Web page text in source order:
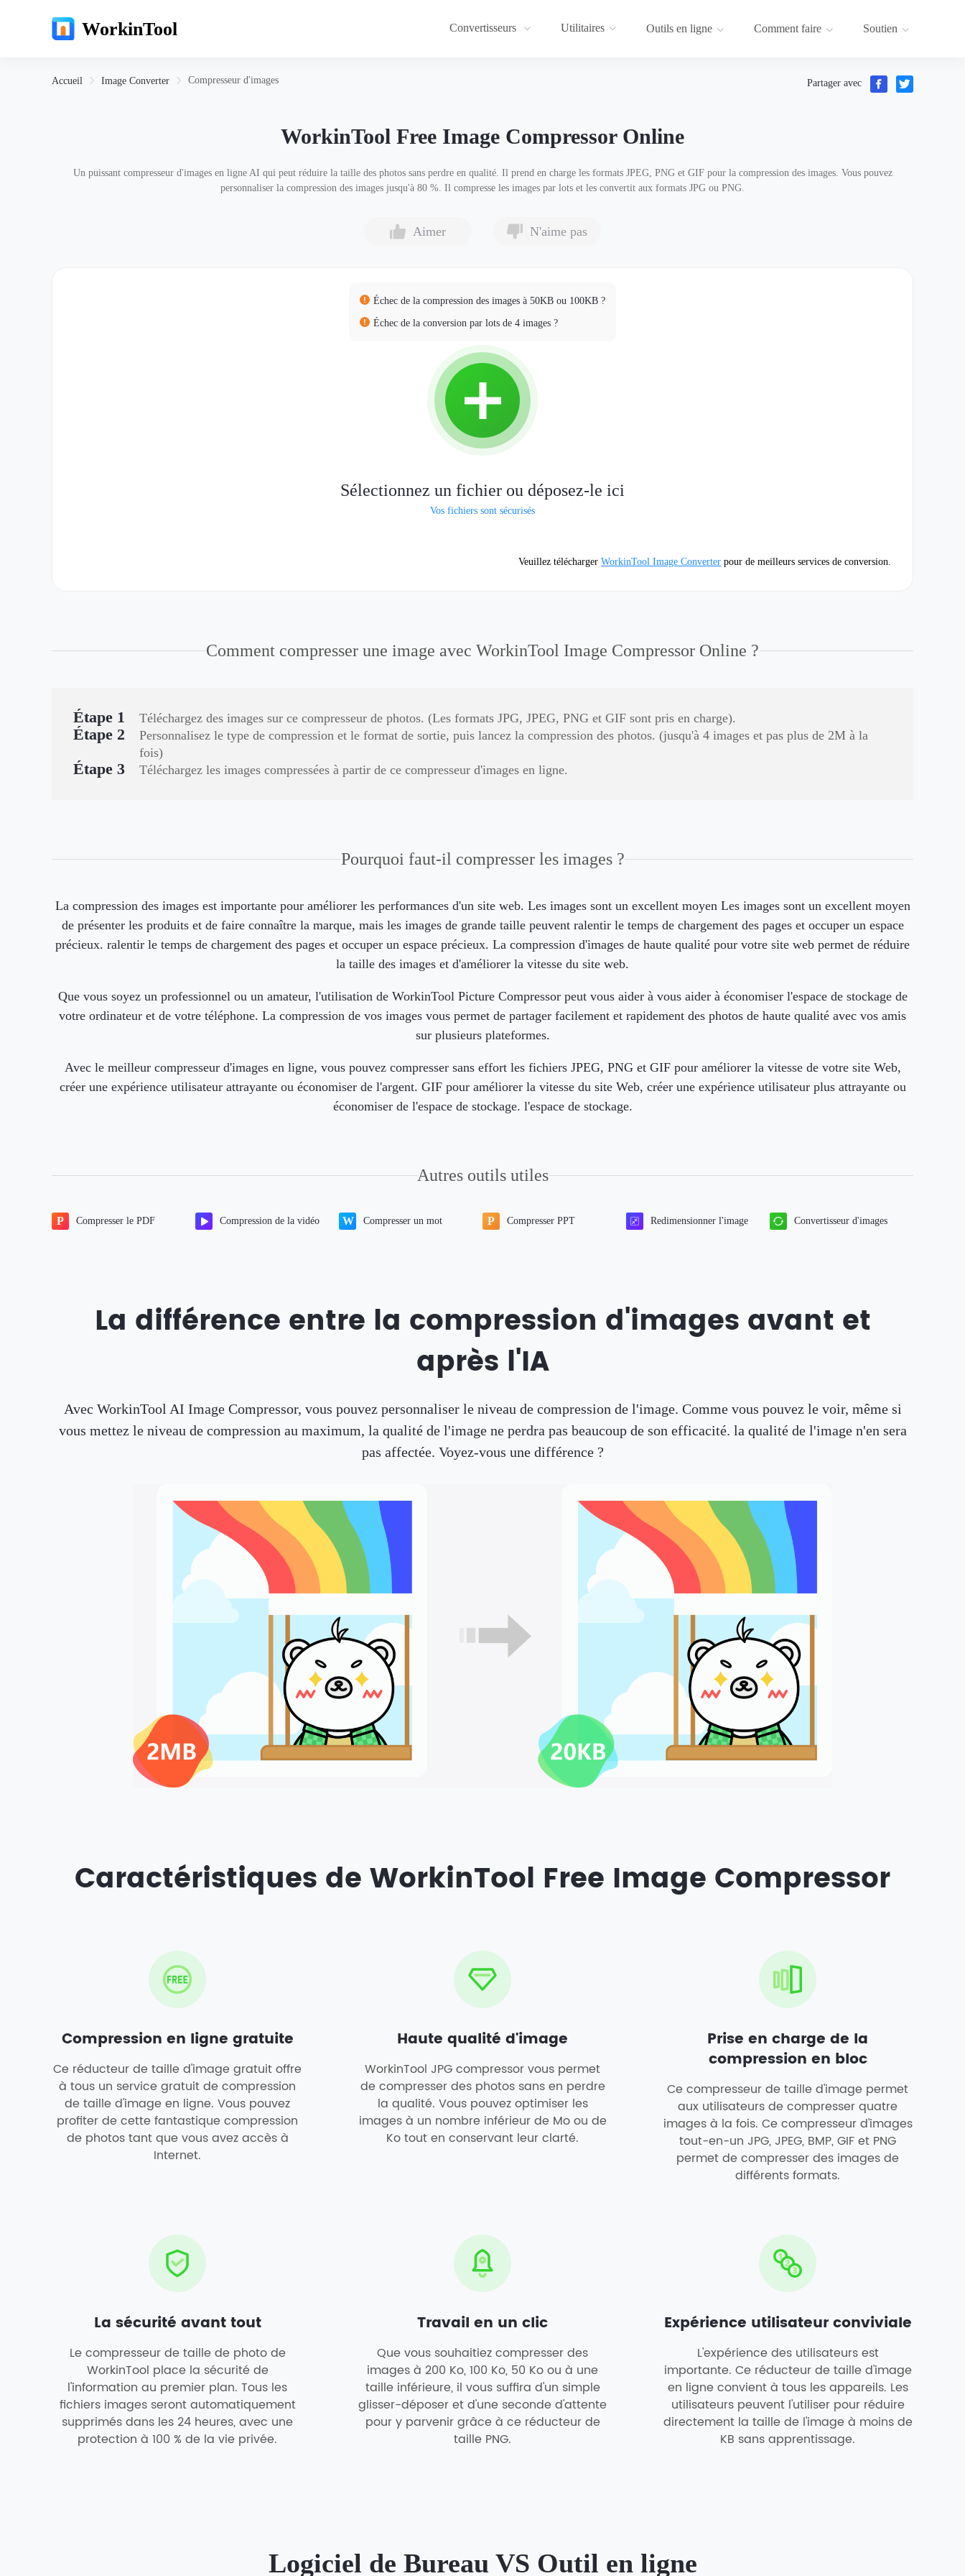
WorkinTool Convertisseurs Utilitaires Outils en ligne Comment faire Soutien
Accueil Image Converter Compresseur d'images Partager avec
WorkinTool Free Image Compressor Online
Un puissant compresseur d'images en ligne AI qui peut réduire la taille des photos sans perdre en qualité. Il prend en charge les formats JPEG, PNG et GIF pour la compression des images. Vous pouvez
personnaliser la compression des images jusqu'à 80 %. Il compresse les images par lots et les convertit aux formats JPG ou PNG.
Aimer N'aime pas
Échec de la compression des images à 50KB ou 100KB ?
Échec de la conversion par lots de 4 images ?
Sélectionnez un fichier ou déposez-le ici
Vos fichiers sont sécurisés
Veuillez télécharger WorkinTool Image Converter pour de meilleurs services de conversion.
Comment compresser une image avec WorkinTool Image Compressor Online ?
Étape 1 Téléchargez des images sur ce compresseur de photos. (Les formats JPG, JPEG, PNG et GIF sont pris en charge).
Étape 2
Personnalisez le type de compression et le format de sortie, puis lancez la compression des photos. (jusqu'à 4 images et pas plus de 2M à la
fois)
Étape 3 Téléchargez les images compressées à partir de ce compresseur d'images en ligne.
Pourquoi faut-il compresser les images ?
La compression des images est importante pour améliorer les performances d'un site web. Les images sont un excellent moyen Les images sont un excellent moyen
de présenter les produits et de faire connaître la marque, mais les images de grande taille peuvent ralentir le temps de chargement des pages et occuper un espace
précieux. ralentir le temps de chargement des pages et occuper un espace précieux. La compression d'images de haute qualité pour votre site web permet de réduire
la taille des images et d'améliorer la vitesse du site web.
Que vous soyez un professionnel ou un amateur, l'utilisation de WorkinTool Picture Compressor peut vous aider à vous aider à économiser l'espace de stockage de
votre ordinateur et de votre téléphone. La compression de vos images vous permet de partager facilement et rapidement des photos de haute qualité avec vos amis
sur plusieurs plateformes.
Avec le meilleur compresseur d'images en ligne, vous pouvez compresser sans effort les fichiers JPEG, PNG et GIF pour améliorer la vitesse de votre site Web,
créer une expérience utilisateur attrayante ou économiser de l'argent. GIF pour améliorer la vitesse du site Web, créer une expérience utilisateur plus attrayante ou
économiser de l'espace de stockage. l'espace de stockage.
Autres outils utiles
Compresser le PDF Compression de la vidéo Compresser un mot Compresser PPT Redimensionner l'image Convertisseur d'images
La différence entre la compression d'images avant et
après l'IA
Avec WorkinTool AI Image Compressor, vous pouvez personnaliser le niveau de compression de l'image. Comme vous pouvez le voir, même si
vous mettez le niveau de compression au maximum, la qualité de l'image ne perdra pas beaucoup de son efficacité. la qualité de l'image n'en sera
pas affectée. Voyez-vous une différence ?
Caractéristiques de WorkinTool Free Image Compressor
Compression en ligne gratuite
Ce réducteur de taille d'image gratuit offre
à tous un service gratuit de compression
de taille d'image en ligne. Vous pouvez
profiter de cette fantastique compression
de photos tant que vous avez accès à
Internet.
Haute qualité d'image
WorkinTool JPG compressor vous permet
de compresser des photos sans en perdre
la qualité. Vous pouvez optimiser les
images à un nombre inférieur de Mo ou de
Ko tout en conservant leur clarté.
Prise en charge de la
compression en bloc
Ce compresseur de taille d'image permet
aux utilisateurs de compresser quatre
images à la fois. Ce compresseur d'images
tout-en-un JPG, JPEG, BMP, GIF et PNG
permet de compresser des images de
différents formats.
La sécurité avant tout
Le compresseur de taille de photo de
WorkinTool place la sécurité de
l'information au premier plan. Tous les
fichiers images seront automatiquement
supprimés dans les 24 heures, avec une
protection à 100 % de la vie privée.
Travail en un clic
Que vous souhaitiez compresser des
images à 200 Ko, 100 Ko, 50 Ko ou à une
taille inférieure, il vous suffira d'un simple
glisser-déposer et d'une seconde d'attente
pour y parvenir grâce à ce réducteur de
taille PNG.
Expérience utilisateur conviviale
L'expérience des utilisateurs est
importante. Ce réducteur de taille d'image
en ligne convient à tous les appareils. Les
utilisateurs peuvent l'utiliser pour réduire
directement la taille de l'image à moins de
KB sans apprentissage.
Logiciel de Bureau VS Outil en ligne